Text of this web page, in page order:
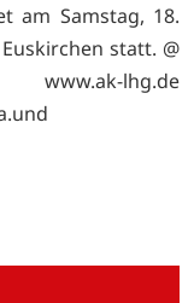
am Samstag, 18.
statt. @
www.ak-lhg.de